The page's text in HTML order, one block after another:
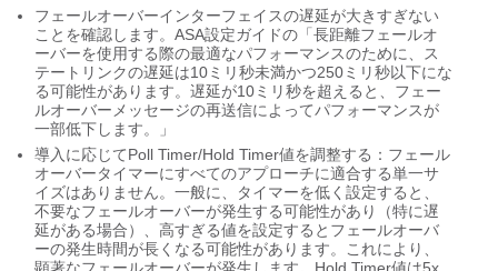
フェールオーバーインターフェイスの遅延が大きすぎない
ことを確認します。ASA設定ガイドの「長距離フェールオ
ーバーを使用する際の最適なパフォーマンスのために、ス
テートリンクの遅延は10ミリ秒未満かつ250ミリ秒以下にな
る可能性があります。遅延が10ミリ秒を超えると、フェー
ルオーバーメッセージの再送信によってパフォーマンスが
一部低下します。」
導入に応じてPoll Timer/Hold Timer値を調整する：フェール
オーバータイマーにすべてのアプローチに適合する単一サ
イズはありません。一般に、タイマーを低く設定すると、
不要なフェールオーバーが発生する可能性があり（特に遅
延がある場合）、高すぎる値を設定するとフェールオーバ
ーの発生時間が長くなる可能性があります。これにより、
顕著なフェールオーバーが発生します。Hold Timer値は5x